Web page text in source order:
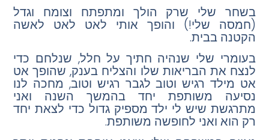
בשחר שלי שרק הולך ומתפתח וצומח וגדל
(חמסה שלי!) והופך אותי לאט לאט לאשה
הקטנה בבית.
בעומרי שלי שנהיה חתיך על חלל, שנלחם כדי
לנצח את הבריאות שלו והצליח בענק, שהופך אט
אט מילד רגיש וטוב לגבר רגיש וטוב, מחכה לנו
נסיעה משותפת יחד בהמשך השנה ואני
מתרגשת שיש לי ילד מספיק גדול כדי לצאת יחד
רק הוא ואני לחופשה משותפת.